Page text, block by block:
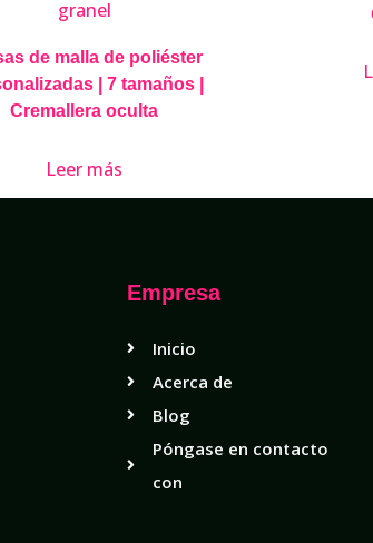
de malla de poliéster
| 7 tamaños |
Cremallera oculta
Leer más
Empresa
Inicio
Acerca de
Blog
Póngase en contacto
con